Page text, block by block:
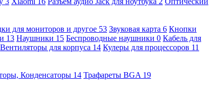
для мониторов и другое 53 Звуковая карта 6 Кнопки
13 Наушники 15 Беспроводные наушники 0 Кабель для
Вентиляторы для корпуса 14 Кулеры для процессоров 11
Конденсаторы 14 Трафареты BGA 19